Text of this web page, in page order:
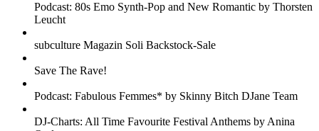
Podcast: 80s Emo Synth-Pop and New Romantic by Thorsten
Leucht
subculture Magazin Soli Backstock-Sale
Save The Rave!
Podcast: Fabulous Femmes* by Skinny Bitch DJane Team
DJ-Charts: All Time Favourite Festival Anthems by Anina